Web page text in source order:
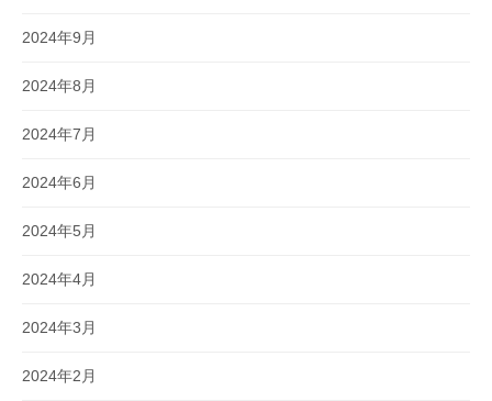
2024年9月
2024年8月
2024年7月
2024年6月
2024年5月
2024年4月
2024年3月
2024年2月